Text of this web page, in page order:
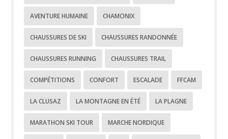
AVENTURE HUMAINE CHAMONIX
CHAUSSURES DE SKI CHAUSSURES RANDONNÉE
CHAUSSURES RUNNING CHAUSSURES TRAIL
COMPÉTITIONS CONFORT ESCALADE FFCAM
LA CLUSAZ LA MONTAGNE EN ÉTÉ LA PLAGNE
MARATHON SKI TOUR MARCHE NORDIQUE